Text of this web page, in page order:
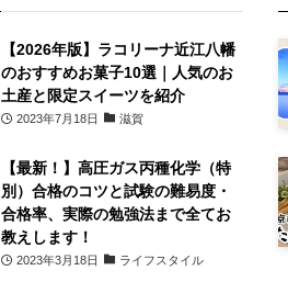
【2026年版】ラコリーナ近江八幡
のおすすめお菓子10選｜人気のお
土産と限定スイーツを紹介
2023年7月18日 滋賀
【最新！】高圧ガス丙種化学（特
別）合格のコツと試験の難易度・
合格率、実際の勉強法まで全てお
教えします！
2023年3月18日 ライフスタイル